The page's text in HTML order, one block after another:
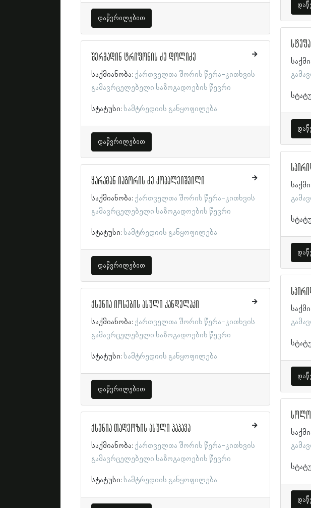
დაწვრილებით
შერმადინ ტრიფონის ძე დოლიძე
საქმიანობა: ქართველთა შორის წერა-კითხვის
გამავრცელებელი საზოგადოების წევრი
სტატუსი: სამტრედიის განყოფილება
დაწვრილებით
ყარამან იაგორის ძე კოპალეიშვილი
საქმიანობა: ქართველთა შორის წერა-კითხვის
გამავრცელებელი საზოგადოების წევრი
სტატუსი: სამტრედიის განყოფილება
დაწვრილებით
ქსენია იოსების ასული კანდელაკი
საქმიანობა: ქართველთა შორის წერა-კითხვის
გამავრცელებელი საზოგადოების წევრი
სტატუსი: სამტრედიის განყოფილება
დაწვრილებით
ქსენია თადეოზის ასული პაპავა
საქმიანობა: ქართველთა შორის წერა-კითხვის
გამავრცელებელი საზოგადოების წევრი
სტატუსი: სამტრედიის განყოფილება